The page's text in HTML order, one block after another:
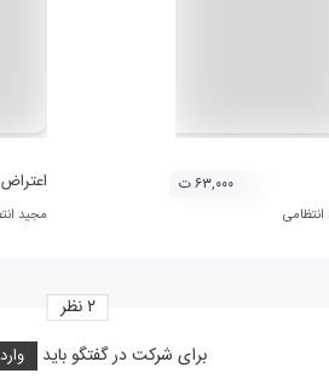
۶۳,۰۰۰ ت اعتراض
مجید
برای شرکت در گفتگو باید
۲نظر